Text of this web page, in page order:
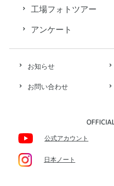
お知らせ
お問い合わせ
公式アカウント
日本ノート
工場フォトツアー
アンケート